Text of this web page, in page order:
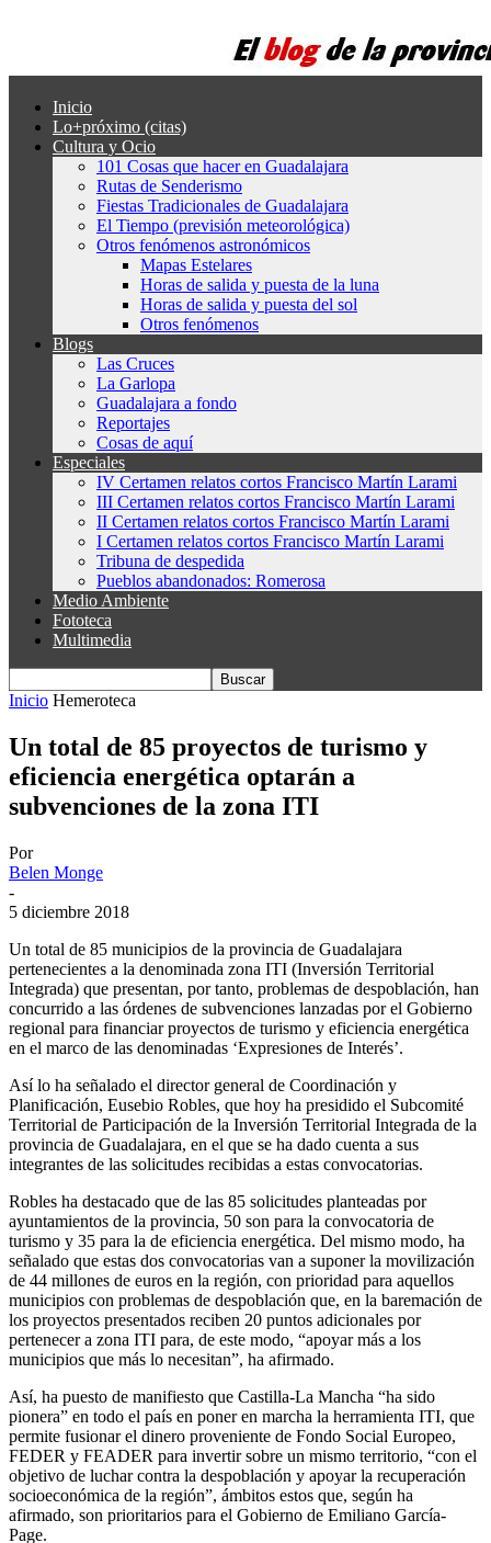
Inicio
Lo+próximo (citas)
Cultura y Ocio
101 Cosas que hacer en Guadalajara
Rutas de Senderismo
Fiestas Tradicionales de Guadalajara
El Tiempo (previsión meteorológica)
Otros fenómenos astronómicos
Mapas Estelares
Horas de salida y puesta de la luna
Horas de salida y puesta del sol
Otros fenómenos
Blogs
Las Cruces
La Garlopa
Guadalajara a fondo
Reportajes
Cosas de aquí
Especiales
IV Certamen relatos cortos Francisco Martín Larami
III Certamen relatos cortos Francisco Martín Larami
II Certamen relatos cortos Francisco Martín Larami
I Certamen relatos cortos Francisco Martín Larami
Tribuna de despedida
Pueblos abandonados: Romerosa
Medio Ambiente
Fototeca
Multimedia
Inicio Hemeroteca
Un total de 85 proyectos de turismo y
eficiencia energética optarán a
subvenciones de la zona ITI
Por
Belen Monge
-
5 diciembre 2018
Un total de 85 municipios de la provincia de Guadalajara
pertenecientes a la denominada zona ITI (Inversión Territorial
Integrada) que presentan, por tanto, problemas de despoblación, han
concurrido a las órdenes de subvenciones lanzadas por el Gobierno
regional para financiar proyectos de turismo y eficiencia energética
en el marco de las denominadas ‘Expresiones de Interés’.
Así lo ha señalado el director general de Coordinación y
Planificación, Eusebio Robles, que hoy ha presidido el Subcomité
Territorial de Participación de la Inversión Territorial Integrada de la
provincia de Guadalajara, en el que se ha dado cuenta a sus
integrantes de las solicitudes recibidas a estas convocatorias.
Robles ha destacado que de las 85 solicitudes planteadas por
ayuntamientos de la provincia, 50 son para la convocatoria de
turismo y 35 para la de eficiencia energética. Del mismo modo, ha
señalado que estas dos convocatorias van a suponer la movilización
de 44 millones de euros en la región, con prioridad para aquellos
municipios con problemas de despoblación que, en la baremación de
los proyectos presentados reciben 20 puntos adicionales por
pertenecer a zona ITI para, de este modo, “apoyar más a los
municipios que más lo necesitan”, ha afirmado.
Así, ha puesto de manifiesto que Castilla-La Mancha “ha sido
pionera” en todo el país en poner en marcha la herramienta ITI, que
permite fusionar el dinero proveniente de Fondo Social Europeo,
FEDER y FEADER para invertir sobre un mismo territorio, “con el
objetivo de luchar contra la despoblación y apoyar la recuperación
socioeconómica de la región”, ámbitos estos que, según ha
afirmado, son prioritarios para el Gobierno de Emiliano García-
Page.